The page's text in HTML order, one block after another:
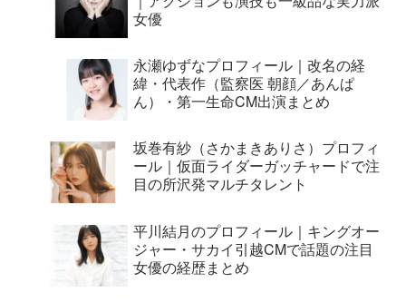
女優
永瀬ゆずなプロフィール｜改名の経
緯・代表作（監察医 朝顔／あんぱ
ん）・第一生命CM出演まとめ
坂巻有紗（さかまきありさ）プロフィ
ール｜仮面ライダーガッチャードで注
目の所沢発マルチタレント
平川結月のプロフィール｜キングオー
ジャー・サカイ引越CMで話題の注目
女優の経歴まとめ